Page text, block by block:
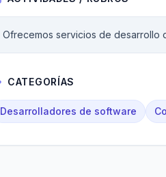
Ofrecemos servicios de desarrollo
CATEGORÍAS
Desarrolladores de software